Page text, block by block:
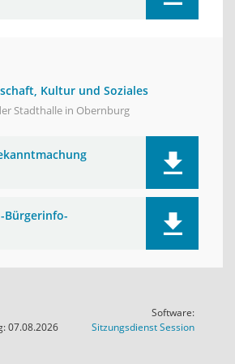
Kultur und Soziales
Stadthalle in Obernburg
Bürgerinfo-
07.08.2026
Software:
SitzungsdienstSession(Wird in